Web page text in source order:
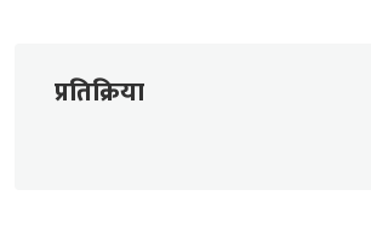
प्रतिक्रिया